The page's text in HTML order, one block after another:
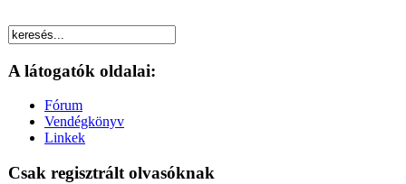
A látogatók oldalai:
Fórum
Vendégkönyv
Linkek
Csak regisztrált olvasóknak